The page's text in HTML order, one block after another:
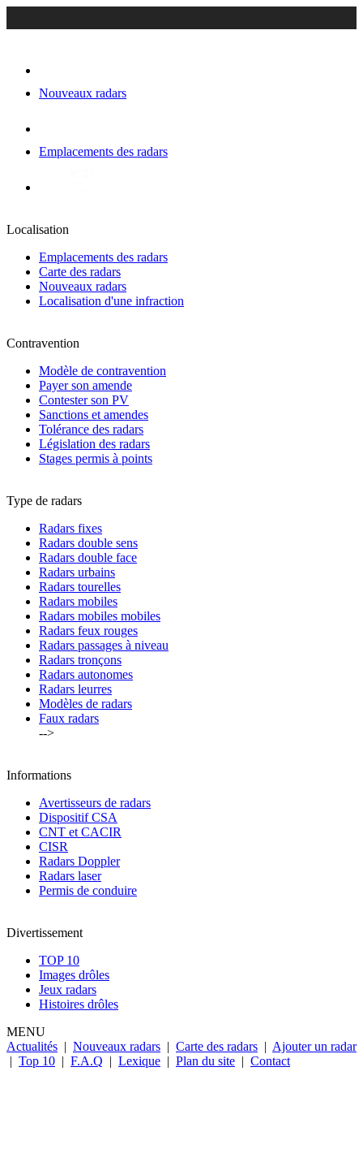
Nouveaux radars
Emplacements des radars
Localisation
Emplacements des radars
Carte des radars
Nouveaux radars
Localisation d'une infraction
Contravention
Modèle de contravention
Payer son amende
Contester son PV
Sanctions et amendes
Tolérance des radars
Législation des radars
Stages permis à points
Type de radars
Radars fixes
Radars double sens
Radars double face
Radars urbains
Radars tourelles
Radars mobiles
Radars mobiles mobiles
Radars feux rouges
Radars passages à niveau
Radars tronçons
Radars autonomes
Radars leurres
Modèles de radars
Faux radars
-->
Informations
Avertisseurs de radars
Dispositif CSA
CNT et CACIR
CISR
Radars Doppler
Radars laser
Permis de conduire
Divertissement
TOP 10
Images drôles
Jeux radars
Histoires drôles
MENU
Actualités | Nouveaux radars | Carte des radars | Ajouter un radar
| Top 10 | F.A.Q | Lexique | Plan du site | Contact